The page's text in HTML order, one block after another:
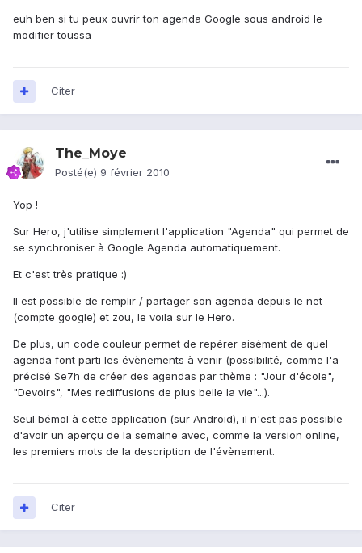
euh ben si tu peux ouvrir ton agenda Google sous android le
modifier toussa
Citer
The_Moye
Posté(e) 9 février 2010
Yop !
Sur Hero, j'utilise simplement l'application "Agenda" qui permet de
se synchroniser à Google Agenda automatiquement.
Et c'est très pratique :)
Il est possible de remplir / partager son agenda depuis le net
(compte google) et zou, le voila sur le Hero.
De plus, un code couleur permet de repérer aisément de quel
agenda font parti les évènements à venir (possibilité, comme l'a
précisé Se7h de créer des agendas par thème : "Jour d'école",
"Devoirs", "Mes rediffusions de plus belle la vie"...).
Seul bémol à cette application (sur Android), il n'est pas possible
d'avoir un aperçu de la semaine avec, comme la version online,
les premiers mots de la description de l'évènement.
Citer